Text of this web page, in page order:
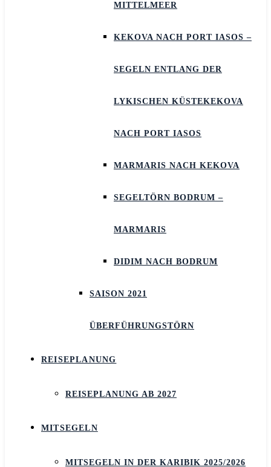
MITTELMEER
KEKOVA NACH PORT IASOS –
SEGELN ENTLANG DER
LYKISCHEN KÜSTEKEKOVA
NACH PORT IASOS
MARMARIS NACH KEKOVA
SEGELTÖRN BODRUM –
MARMARIS
DIDIM NACH BODRUM
SAISON 2021
ÜBERFÜHRUNGSTÖRN
REISEPLANUNG
REISEPLANUNG AB 2027
MITSEGELN
MITSEGELN IN DER KARIBIK 2025/2026